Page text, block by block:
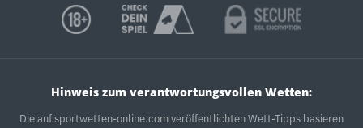
Hinweis zum verantwortungsvollen Wetten:
Die auf sportwetten-online.com veröffentlichten Wett-Tipps basieren